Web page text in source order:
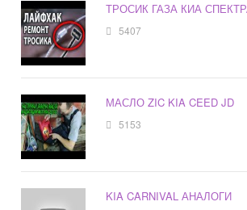
ТРОСИК ГАЗА КИА
5407
МАСЛО ZIC KIA CEED JD
5153
KIA CARNIVAL АНАЛОГИ